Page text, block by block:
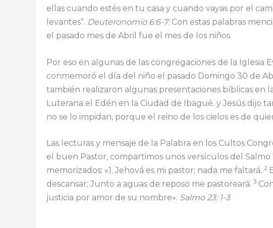
ellas cuando estés en tu casa y cuando vayas por el
levantes”. Deuteronomio 6:6-7. Con estas palabras
el pasado mes de Abril fue el mes de los niños.
Por eso en algunas de las congregaciones de la Iglesia
conmemoró el día del niño el pasado Domingo 30 de
también realizaron algunas presentaciones bíblicas en
Luterana el Edén en la Ciudad de Ibagué. y Jesús dijo
no se lo impidan, porque el reino de los cielos es de
Las lecturas y mensaje de la Palabra en los Cultos
el buen Pastor, compartimos unos versículos del Salmo
memorizados: «1. Jehová es mi pastor; nada me faltará. 2
descansar; Junto a aguas de reposo me pastoreará. 3
justicia por amor de su nombre». Salmo 23: 1-3